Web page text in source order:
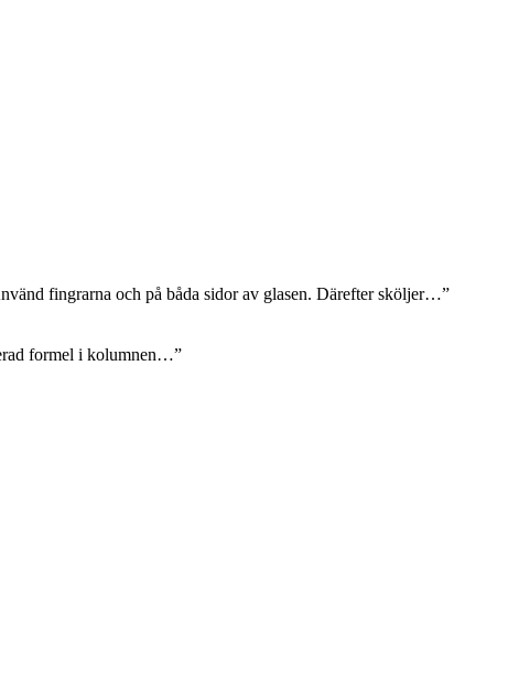
fingrarna och på båda sidor av glasen. Därefter sköljer…”
formel i kolumnen…”